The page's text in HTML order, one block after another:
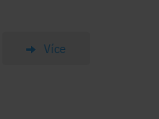
Více